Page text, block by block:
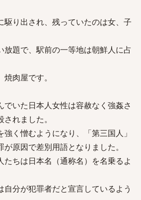
駆り出され、残っていたのは女、子
放題で、駅前の一等地は朝鮮人に占
肉屋です。
でいた日本人女性は容赦なく強姦さ
れました。
く憎むようになり、「第三国人」
原因で差別用語となりました。
たちは日本名（通称名）を名乗るよ
自分が犯罪者だと宣言しているよう